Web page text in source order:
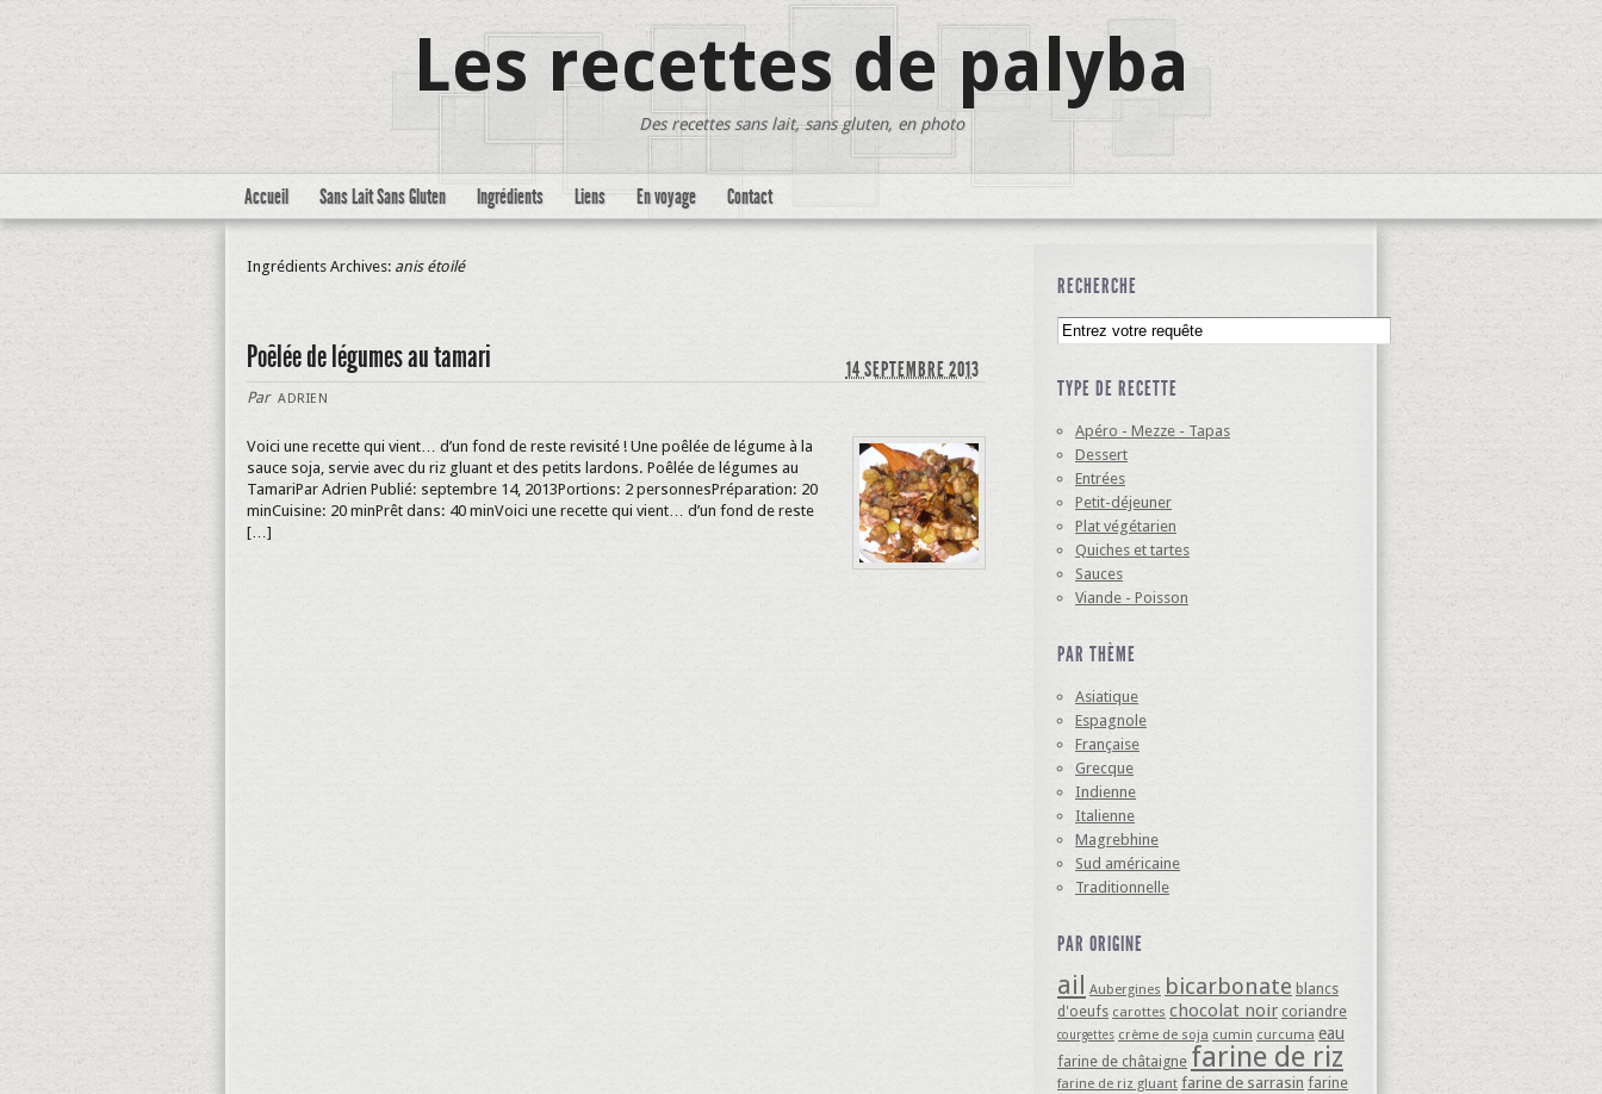
Les recettes de palyba
Des recettes sans lait, sans gluten, en photo
Accueil Sans Lait Sans Gluten Ingrédients Liens En voyage Contact
Ingrédients Archives: anis étoilé
Poêlée de légumes au tamari
Par ADRIEN
14 SEPTEMBRE 2013
Voici une recette qui vient… d’un fond de reste revisité ! Une poêlée de légume à la
sauce soja, servie avec du riz gluant et des petits lardons. Poêlée de légumes au
TamariPar Adrien Publié: septembre 14, 2013Portions: 2 personnesPréparation: 20
minCuisine: 20 minPrêt dans: 40 minVoici une recette qui vient… d’un fond de reste
[…]
RECHERCHE
TYPE DE RECETTE
Apéro - Mezze - Tapas
Dessert
Entrées
Petit-déjeuner
Plat végétarien
Quiches et tartes
Sauces
Viande - Poisson
PAR THÈME
Asiatique
Espagnole
Française
Grecque
Indienne
Italienne
Magrebhine
Sud américaine
Traditionnelle
PAR ORIGINE
ail Aubergines bicarbonate blancs
d'oeufs carottes chocolat noir coriandre
courgettes crème de soja cumin curcuma eau
farine de châtaigne farine de riz
farine de riz gluant farine de sarrasin farine